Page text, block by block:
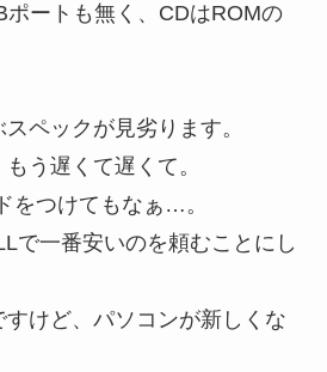
ポートも無く、CDはROMの
ペックが見劣ります。
う遅くて遅くて。
をつけてもなぁ…。
で一番安いのを頼むことにし
けど、パソコンが新しくな